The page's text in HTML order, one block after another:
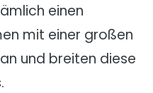
einen
mit einer großen
und breiten diese